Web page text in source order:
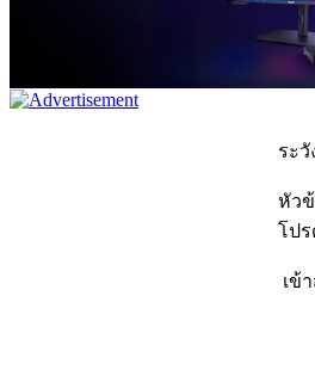
ระวั
หัว
โปร
เข้